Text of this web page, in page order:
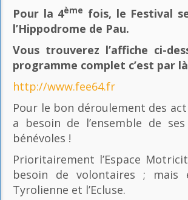
Pour la 4ème fois, le Festival
l’Hippodrome de Pau.
Vous trouverez l’affiche ci-
programme complet c’est par là
http://www.fee64.fr
Pour le bon déroulement des
a besoin de l’ensemble de
bénévoles !
Prioritairement l’Espace
besoin de volontaires ; mais
Tyrolienne et l’Ecluse.